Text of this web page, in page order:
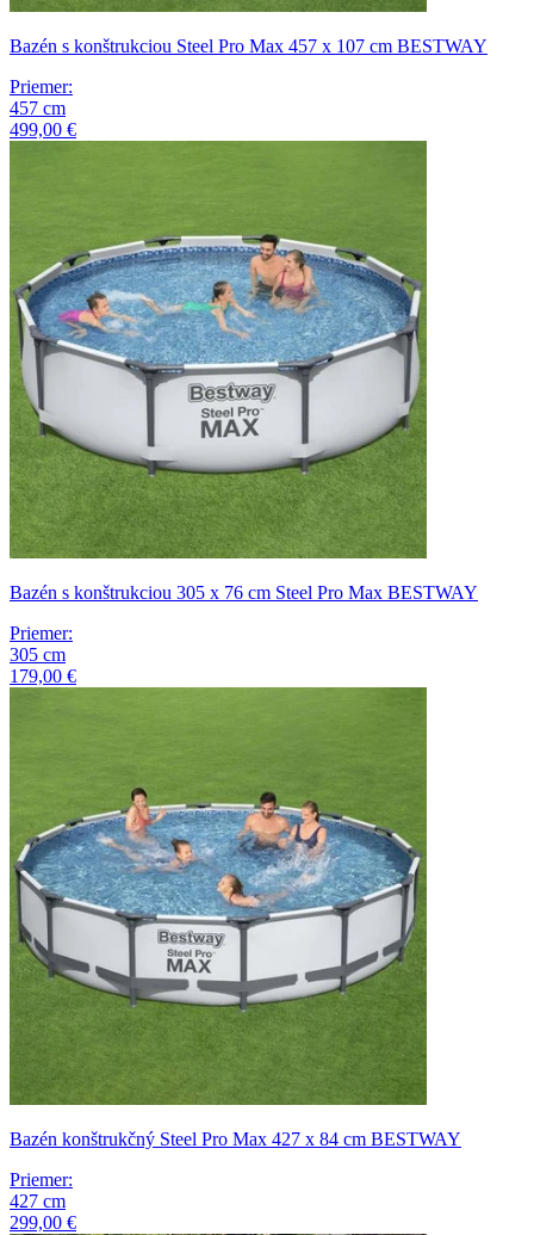
Bazén s konštrukciou Steel Pro Max 457 x 107 cm BESTWAY
Priemer:
457 cm
499,00 €
Bazén s konštrukciou 305 x 76 cm Steel Pro Max BESTWAY
Priemer:
305 cm
179,00 €
Bazén konštrukčný Steel Pro Max 427 x 84 cm BESTWAY
Priemer:
427 cm
299,00 €